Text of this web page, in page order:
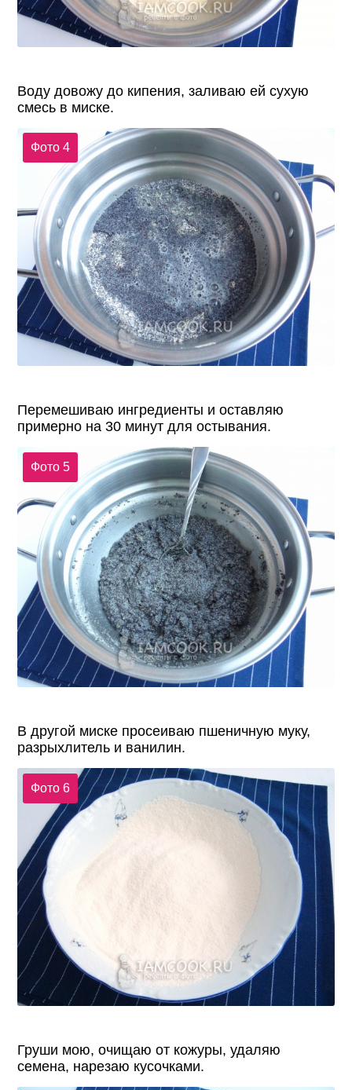
Воду довожу до кипения, заливаю ей сухую
смесь в миске.
Фото 4
Перемешиваю ингредиенты и оставляю
примерно на 30 минут для остывания.
Фото 5
В другой миске просеиваю пшеничную муку,
разрыхлитель и ванилин.
Фото 6
Груши мою, очищаю от кожуры, удаляю
семена, нарезаю кусочками.